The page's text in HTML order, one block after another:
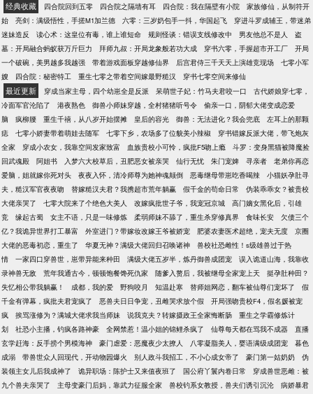
经典收藏 四合院回到五零 四合院之隔墙有耳 四合院：我在隔壁有小院
家族修仙，从制符开
始
亮剑：满级悟性，手搓M1加兰德 六零：三岁奶包手一抖，华国起飞
穿进斗罗成辅王，带迷弟
迷妹造反
读心术：这皇位有毒，谁上谁短命 规则怪谈：错误支线修改中 男友他总不是人
盗
墓：开局融合蚂蚁获万斤巨力
拜师九叔：开局龙象般若功大成 穿书六零，手握超市开工厂
开局
一个破碗，美男越多我越强
带着游戏面板穿越修仙界 后宫君侍三千天天上演雄竞现场
七零小军
嫂
四合院：秘密特工 重生七零之带着空间嫁最野糙汉 穿书七零空间来修仙
最近更新 穿成当家主母，四个幼崽全是反派 呆萌世子妃：竹马夫君咬一口
古代娇娘穿七零，
冷面军官沦陷了
港夜熟色 御兽小师妹穿越，全村猪猪听号令
偷亲一口，阴郁大佬变成恋爱
脑
疯柳腰 重生千禧，从八岁开始摆摊 皇后的容光 御兽：无法进化？我会兜底
左耳上的那颗
痣
七零小娇妻带着萌娃去随军 七零下乡，农场多了位貌美小辣椒
穿书错嫁反派大佬，带飞炮灰
全家
穿成小农女，我靠空间发家致富 血族贵校小可怜，疯批F5吻上瘾
斗罗：变身黑猫被降魔捡
回武魂殿
阿姐书 入梦六大校草后，丑肥恶女被亲哭 仙行无忧 朱门宠婢 寻亲者
老弟你再恋
爱脑，姐就嫁你死对头
夜夜入怀，清冷师尊为她神魂颠倒 恶毒继母带崽吃香喝辣
小猫妖孕肚寻
夫，糙汉军官夜夜吻
替嫁糙汉夫君？我携超市荒年躺赢 假千金的苟命日常
伪装乖乖女？被贵校
大佬亲哭了
七零大院来了个绝色大美人 改嫁疯批世子爷，我宠冠京城
高门嫡女黑化后，引雄
竞
缘起古蜀 女主不语，只是一味修炼 柔弱师妹不舔了，重生杀穿修真界 食味长安
欠债三个
亿？我诡异世界打工暴富
外室进门？带嫁妆改嫁王爷被娇宠 肥婆农妻医术超绝，宠夫无度
京圈
大佬的恶毒初恋，重生了
华夏无神？满级大佬回归召唤诸神
兽校社恐雌性！s级雄兽过于热
情
一家四口穿兽世，崽带异能来种田 满级大佬五岁半，炼丹御兽成团宠
误入诡道山海，我靠收
录神兽无敌
荒年我通古今，顿顿饱餐馋死仇家 随爹入赘后，我被继母全家宠上天
挺孕肚种田？
失忆相公带我躺赢！
成都，我的爱 野狗咬月 知温赴寒 替师姐网恋，翻车被仙尊们宠坏了
假
千金有弹幕，疯批夫君宠疯了
恶兽夫日日争宠，丑雌哭求放个假
开局强吻贵校F4，假名媛被宠
疯
挨骂涨修为？满城大佬求我当师妹 说我克夫？转嫁摄政王全家悔断肠
重生之学霸修炼计
划
社恐小主播，钓疯各路神豪 全网禁惹！温小姐的锦鲤杀疯了 仙尊每天都在骂我不成器
直播
玄学赶海：反手捞个男模海神
豪门虐爱：恶魔夜少太撩人 八零凝脂美人，婴语满级成团宠
暮色
成溺
带兽世众人回现代，开动物园爆火 别人政斗我招工，不小心成女帝了 豪门第一姑奶奶
伪
装领主女儿后我成神了
诡异职场：陈护士又来值夜班了 国公府丫鬟内卷日常
穿成兽世恶雌：被
九个兽夫亲哭了
主母变豪门后妈，靠武力征服全家 兽校钓系女教授，兽夫们诱引沉沦 病娇暴君